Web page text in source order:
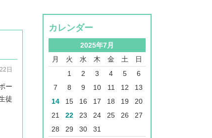
日
ー
徒
カレンダー
2025年7月
月
火 水 木 金 土 日
1 2 3 4 5
6
7
8 9 10 11 12
13
14
15 16 17 18 19
20
21
22 23 24 25 26
27
28
29 30 31